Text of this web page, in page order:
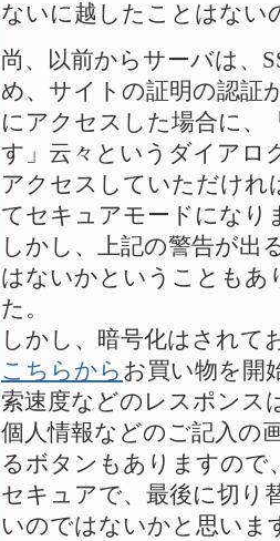
ないに越したことはない
尚、以前からサーバは、
め、サイトの証明の認証
にアクセスした場合に、
す」云々というダイアロ
アクセスしていただけれ
てセキュアモードになり
しかし、上記の警告が出
はないかということもあ
た。
しかし、暗号化はされて
こちらから お買い物を開
索速度などのレスポンス
個人情報などのご記入の
るボタンもありますので
セキュアで、最後に切り
いのではないかと思いま